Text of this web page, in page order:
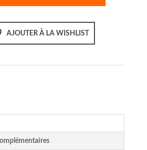
AJOUTER À LA WISHLIST